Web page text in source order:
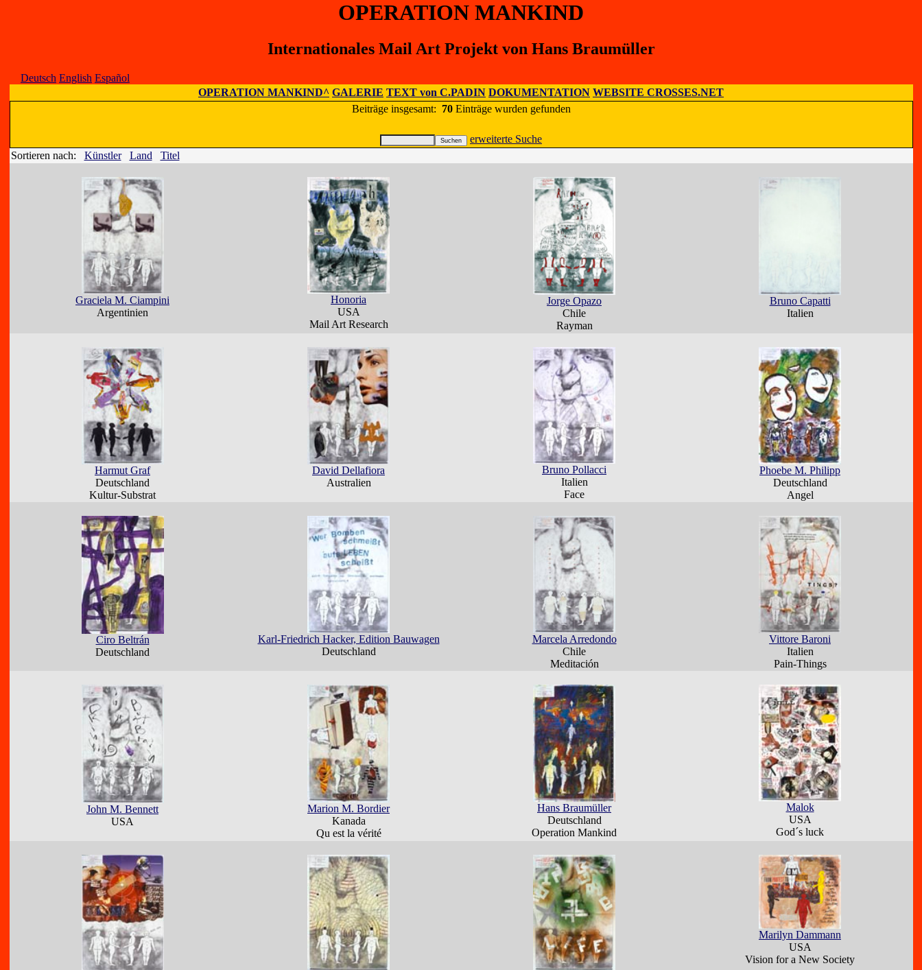
OPERATION MANKIND
Internationales Mail Art Projekt von Hans Braumüller
Deutsch English Español
OPERATION MANKIND^ GALERIE TEXT von C.PADIN DOKUMENTATION WEBSITE CROSSES.NET
Beiträge insgesamt: 70Einträge wurden gefunden
erweiterte Suche
Sortieren nach: Künstler Land Titel
Graciela M. Ciampini
Argentinien
Honoria
USA
Mail Art Research
Jorge Opazo
Chile
Rayman
Bruno Capatti
Italien
Harmut Graf
Deutschland
Kultur-Substrat
David Dellafiora
Australien
Bruno Pollacci
Italien
Face
Phoebe M. Philipp
Deutschland
Angel
Ciro Beltrán
Deutschland
Karl-Friedrich Hacker, Edition Bauwagen
Deutschland
Marcela Arredondo
Chile
Meditación
Vittore Baroni
Italien
Pain-Things
John M. Bennett
USA
Marion M. Bordier
Kanada
Qu est la vérité
Hans Braumüller
Deutschland
Operation Mankind
Malok
USA
God´s luck
Marilyn Dammann
USA
Vision for a New Society